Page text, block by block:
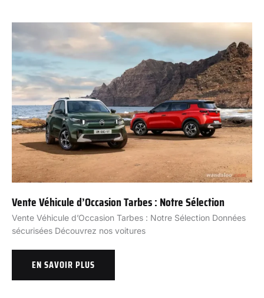
Vente Véhicule d’Occasion Tarbes : Notre Sélection
Vente Véhicule d’Occasion Tarbes : Notre Sélection Données
sécurisées Découvrez nos voitures
EN SAVOIR PLUS